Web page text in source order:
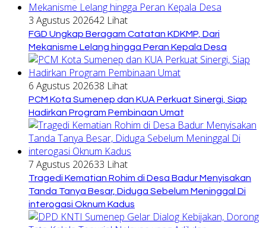
3 Agustus 202642 Lihat
FGD Ungkap Beragam Catatan KDKMP, Dari
Mekanisme Lelang hingga Peran Kepala Desa
6 Agustus 202638 Lihat
PCM Kota Sumenep dan KUA Perkuat Sinergi, Siap
Hadirkan Program Pembinaan Umat
7 Agustus 202633 Lihat
Tragedi Kematian Rohim di Desa Badur Menyisakan
Tanda Tanya Besar, Diduga Sebelum Meninggal Di
interogasi Oknum Kadus